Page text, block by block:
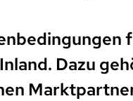
Dazu